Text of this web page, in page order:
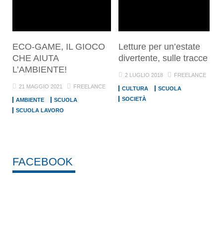
ECO-GAME, IL GIOCO
CHE AIUTA
L’AMBIENTE!
21 MAGGIO 2021 FREELANCE
AMBIENTE
SCUOLA
SCUOLA LAVORO
Letture per un’estate
divertente, sulle tracce
2 LUGLIO 2018 FREELANCE
CULTURA
SCUOLA
SOCIETÀ
FACEBOOK